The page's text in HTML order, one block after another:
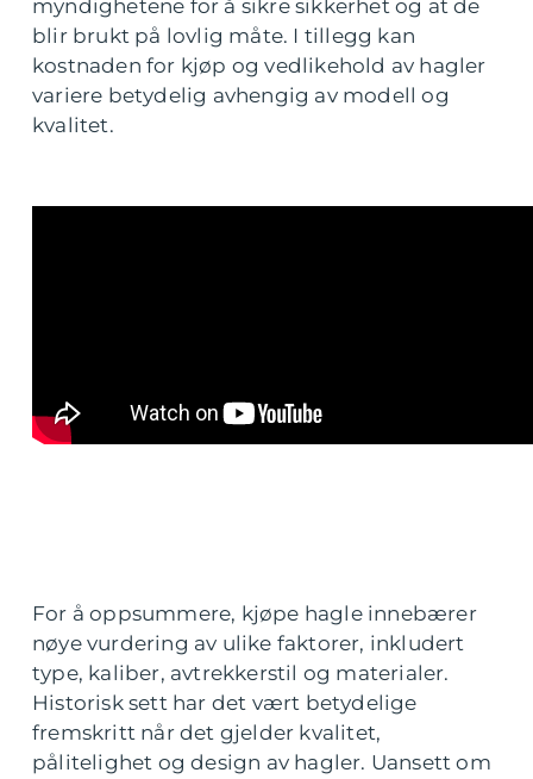
myndighetene for å sikre sikkerhet og at de
blir brukt på lovlig måte. I tillegg kan
kostnaden for kjøp og vedlikehold av hagler
variere betydelig avhengig av modell og
kvalitet.
For å oppsummere, kjøpe hagle innebærer
nøye vurdering av ulike faktorer, inkludert
type, kaliber, avtrekkerstil og materialer.
Historisk sett har det vært betydelige
fremskritt når det gjelder kvalitet,
pålitelighet og design av hagler. Uansett om